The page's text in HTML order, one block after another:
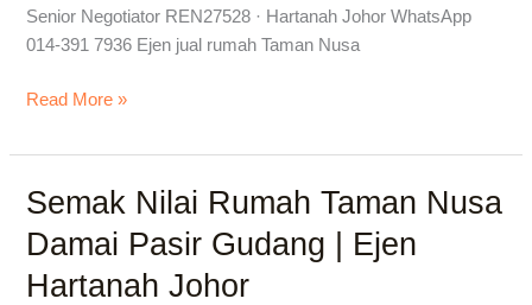
Senior Negotiator REN27528 · Hartanah Johor WhatsApp
014-391 7936 Ejen jual rumah Taman Nusa
Read More »
Semak Nilai Rumah Taman Nusa
Damai Pasir Gudang | Ejen
Hartanah Johor
Semak
Rumah
Taman